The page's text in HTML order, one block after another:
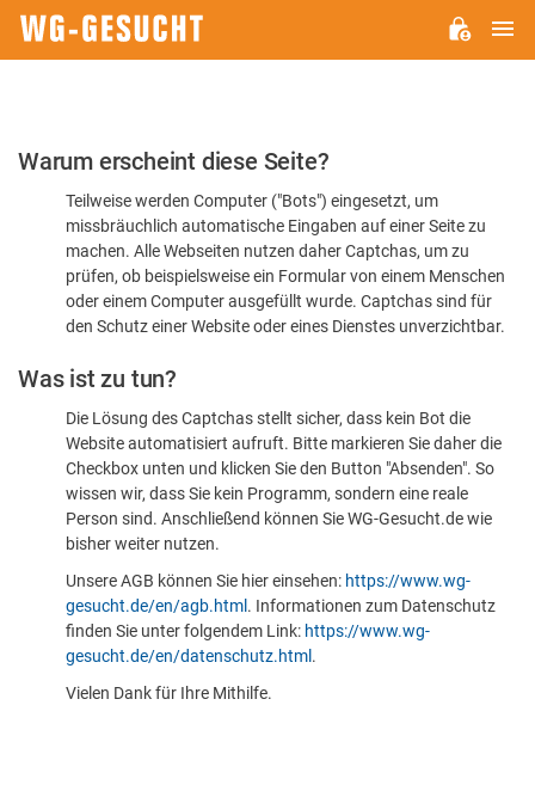
Bitte
dass
sind
Warum erscheint diese Seite?
Teilweise werden Computer ("Bots") eingesetzt, um
missbräuchlich automatische Eingaben auf einer Seite zu
machen. Alle Webseiten nutzen daher Captchas, um zu
prüfen, ob beispielsweise ein Formular von einem Menschen
oder einem Computer ausgefüllt wurde. Captchas sind für
den Schutz einer Website oder eines Dienstes unverzichtbar.
Was ist zu tun?
Die Lösung des Captchas stellt sicher, dass kein Bot die
Website automatisiert aufruft. Bitte markieren Sie daher die
Checkbox unten und klicken Sie den Button "Absenden". So
wissen wir, dass Sie kein Programm, sondern eine reale
Person sind. Anschließend können Sie WG-Gesucht.de wie
bisher weiter nutzen.
Unsere AGB können Sie hier einsehen: https://www.wg-
gesucht.de/en/agb.html . Informationen zum Datenschutz
finden Sie unter folgendem Link: https://www.wg-
gesucht.de/en/datenschutz.html .
Vielen Dank für Ihre Mithilfe.